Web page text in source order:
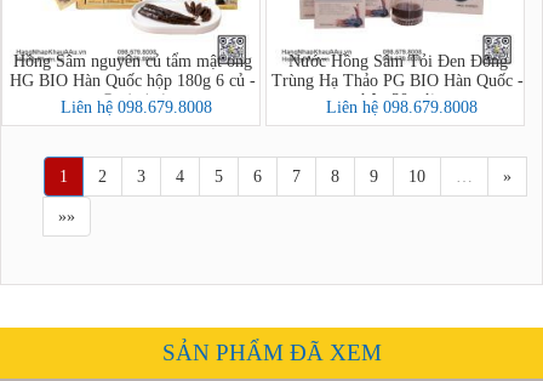
Hồng Sâm nguyên củ tẩm mật ong
HG BIO Hàn Quốc hộp 180g 6 củ -
홍삼정과
Liên hệ 098.679.8008
Nước Hồng Sâm Tỏi Đen Đông
Trùng Hạ Thảo PG BIO Hàn Quốc -
hộp 30 gói
Liên hệ 098.679.8008
1 2 3 4 5 6 7 8 9 10 … »
»»
SẢN PHẨM ĐÃ XEM